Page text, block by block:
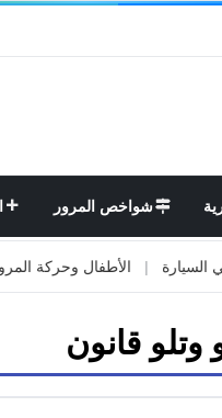
شواخص المرور
| الأطفال وحركة المرور |
وتلو قانون